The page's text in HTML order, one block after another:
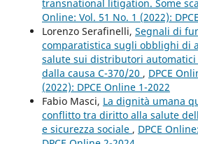
transnational litigation. Some
Online: Vol. 51 No. 1 (2022):
Lorenzo Serafinelli, Segnali di
comparatistica sugli obblighi di
salute sui distributori
dalla causa C-370/20 , DPCE
(2022): DPCE Online 1-2022
Fabio Masci, La dignità umana
conflitto tra diritto alla salute
e sicurezza sociale , DPCE